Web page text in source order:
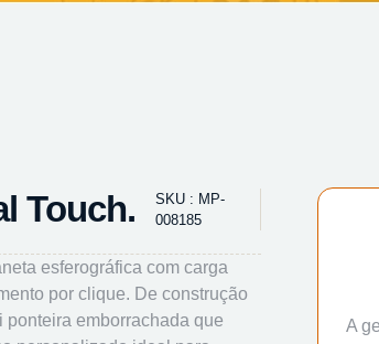
Touch.
SKU : MP-
008185
esferográfica com carga
por clique. De construção
ponteira emborrachada que
A